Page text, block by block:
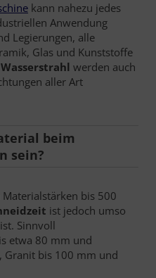
kann nahezu jedes
Anwendung
Legierungen, alle
Glas und Kunststoffe
werden auch
aller Art
beim
sein?
bis 500
ist jedoch umso
Sinnvoll
etwa 80 mm und
bis 100 mm und